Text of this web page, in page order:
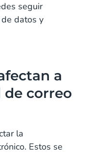
seguir
datos y
a
correo
la
Estos se